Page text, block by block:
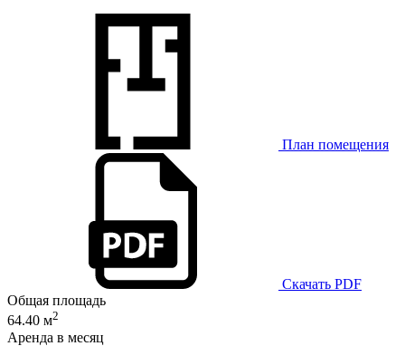
План помещения
Скачать PDF
Общая площадь
64.40 м2
Аренда в месяц